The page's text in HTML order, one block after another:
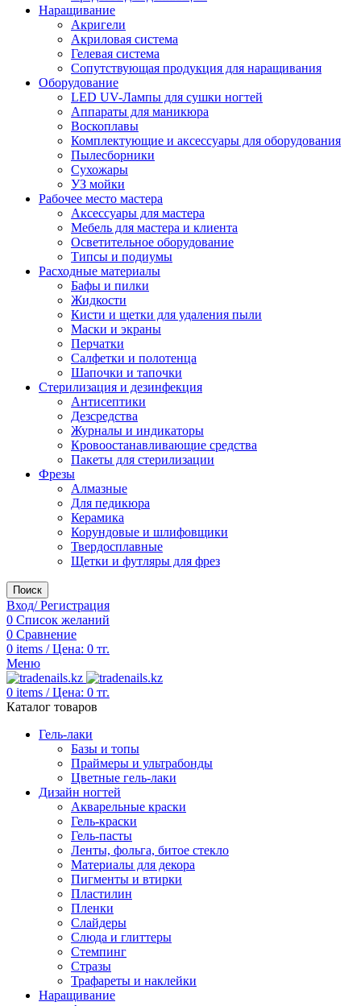
Наращивание
Акригели
Акриловая система
Гелевая система
Сопутствующая продукция для наращивания
Оборудование
LED UV-Лампы для сушки ногтей
Аппараты для маникюра
Воскоплавы
Комплектующие и аксессуары для оборудования
Пылесборники
Сухожары
УЗ мойки
Рабочее место мастера
Аксессуары для мастера
Мебель для мастера и клиента
Осветительное оборудование
Типсы и подиумы
Расходные материалы
Бафы и пилки
Жидкости
Кисти и щетки для удаления пыли
Маски и экраны
Перчатки
Салфетки и полотенца
Шапочки и тапочки
Стерилизация и дезинфекция
Антисептики
Дезсредства
Журналы и индикаторы
Кровоостанавливающие средства
Пакеты для стерилизации
Фрезы
Алмазные
Для педикюра
Керамика
Корундовые и шлифовщики
Твердосплавные
Щетки и футляры для фрез
Поиск
Вход/ Регистрация
0 Список желаний
0 Сравнение
0 items / Цена: 0 тг.
Меню
0 items / Цена: 0 тг.
Каталог товаров
Гель-лаки
Базы и топы
Праймеры и ультрабонды
Цветные гель-лаки
Дизайн ногтей
Акварельные краски
Гель-краски
Гель-пасты
Ленты, фольга, битое стекло
Материалы для декора
Пигменты и втирки
Пластилин
Пленки
Слайдеры
Слюда и глиттеры
Стемпинг
Стразы
Трафареты и наклейки
Наращивание